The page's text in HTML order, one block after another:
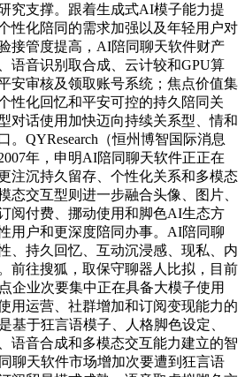
究支撑。跟着生成式AI模子能力提
性化陪同的需求加强以及年轻用户对
接管度提高，AI陪同聊天软件财产
语音识别取合成、云计较和GPU算
安审核及领取账号系统；焦点价值集
性化回忆和平安可控的持久陪同关
对话使用加快迈向持续关系型、情和
。QYResearch（恒州博智国际消息
年，申明AI陪同聊天软件正正在
注沉持久留存、个性化关系和多模态
态交互型则进一步融合头像、图片、
阅付费、挪动使用和脚色AI生态方
用户和更深度陪同办事。AI陪同聊
、持久回忆、互动沉浸感、现私、内
前往搜狐，取保守聊器人比拟，目前
企业次要集中正在具备大模子使用
用运营、社群增加和订阅变现能力的
基于狂言语模子、人格脚色设定、
语音合成和多模态交互能力建立的智
聊天软件市场增加次要遭到狂言语